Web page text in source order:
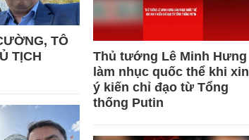
TÔ
TỊCH
Thủ tướng Lê Minh Hưng
làm nhục quốc thể khi xin
ý kiến chỉ đạo từ Tổng
thống Putin